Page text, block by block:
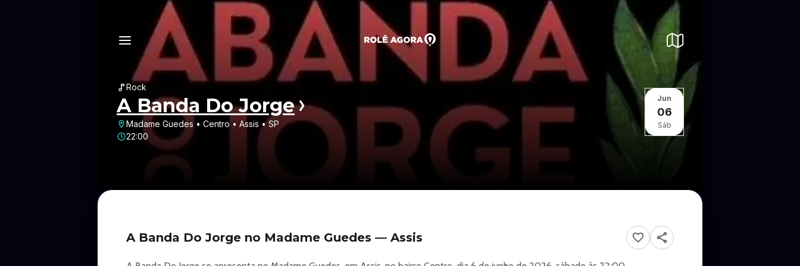
Rock
A Banda Do Jorge
Madame Guedes • Centro • Assis • SP
22:00
Jun
06
Sáb
A Banda Do Jorge no Madame Guedes — Assis